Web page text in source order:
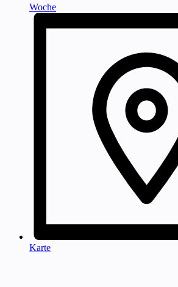
Woche
Karte